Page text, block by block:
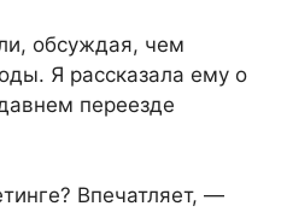
обсуждая, чем
Я рассказала ему о
переезде
Впечатляет, —